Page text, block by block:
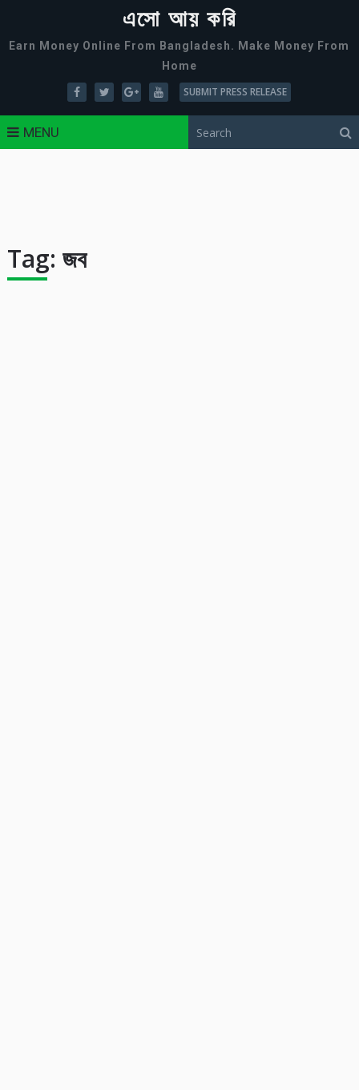
এসো আয় করি
Earn Money Online From Bangladesh. Make Money From
Home
SUBMIT PRESS RELEASE
MENU
Tag: জব